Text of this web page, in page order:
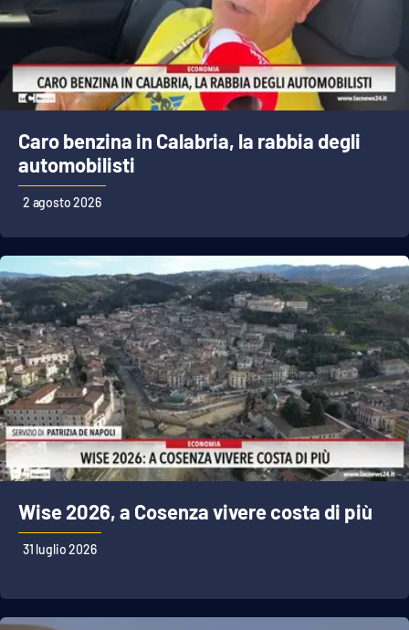
Eventi
Food
Storie
NETWORK
Lactv.it
Laconair.it
Lacitymag.it
Lacapitalenews.it
Ilreggino.it
Cosenzachannel.it
Ilvibonese.it
Catanzarochannel.it
Caro benzina in Calabria, la rabbia degli
automobilisti
2 agosto 2026
Wise 2026, a Cosenza vivere costa di più
31 luglio 2026